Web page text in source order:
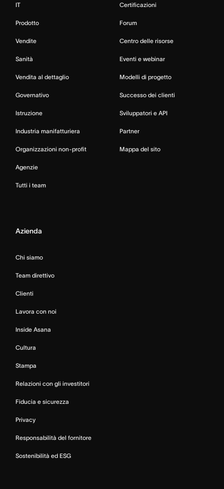
IT
Prodotto
Vendite
Sanità
Vendita al dettaglio
Governativo
Istruzione
Industria manifatturiera
Organizzazioni non-profit
Agenzie
Tutti i team
Certificazioni
Forum
Centro delle risorse
Eventi e webinar
Modelli di progetto
Successo dei clienti
Sviluppatori e API
Partner
Mappa del sito
Azienda
Chi siamo
Team direttivo
Clienti
Lavora con noi
Inside Asana
Cultura
Stampa
Relazioni con gli investitori
Fiducia e sicurezza
Privacy
Responsabilità del fornitore
Sostenibilità ed ESG